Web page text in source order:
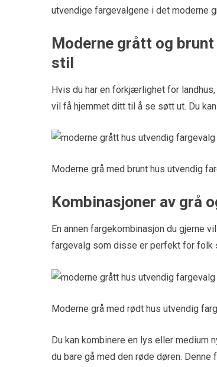
utvendige fargevalgene i det moderne
Moderne grått og
stil
Hvis du har en forkjærlighet for
vil få hjemmet ditt til å se søtt ut. Du
Moderne grå med brunt hus utvendig
Kombinasjoner av grå
En annen fargekombinasjon du gjerne
fargevalg som disse er perfekt for folk
Moderne grå med rødt hus utvendig
Du kan kombinere en lys eller medium
du bare gå med den røde døren.